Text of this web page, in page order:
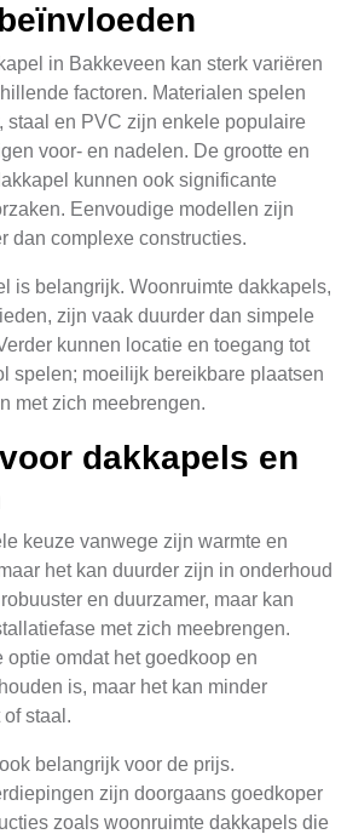
in Bakkeveen kan sterk variëren
factoren. Materialen spelen
staal en PVC zijn enkele populaire
voor- en nadelen. De grootte en
kunnen ook significante
Eenvoudige modellen zijn
dan complexe constructies.
is belangrijk. Woonruimte dakkapels,
zijn vaak duurder dan simpele
kunnen locatie en toegang tot
spelen; moeilijk bereikbare plaatsen
met zich meebrengen.
dakkapels en
keuze vanwege zijn warmte en
het kan duurder zijn in onderhoud
en duurzamer, maar kan
met zich meebrengen.
optie omdat het goedkoop en
is, maar het kan minder
staal.
belangrijk voor de prijs.
zijn doorgaans goedkoper
zoals woonruimte dakkapels die